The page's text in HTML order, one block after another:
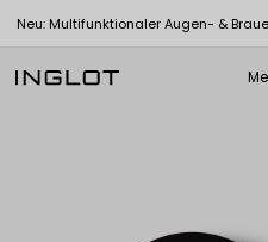
Neu: Multifunktionaler Augen- &